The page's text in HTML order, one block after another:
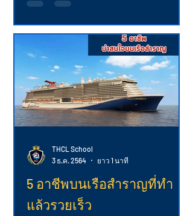
และมีโอกาสที่จะทำให้ลูกค้าก...
5 อาชีพบนเรือสำราญที่ทำ
แล้วรวยเร็ว
THCL School
3 ธ.ค. 2564
ยาว 1 นาที